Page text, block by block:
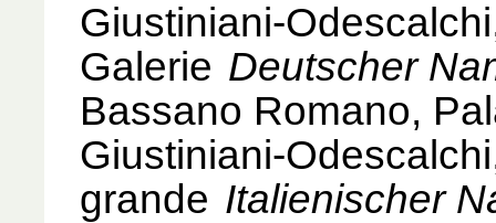
Giustiniani-
Galerie Deutscher
Bassano Romano,
Giustiniani-
grande Italienischer